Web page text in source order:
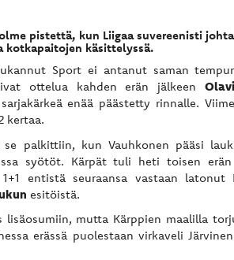
pistettä, kun Liigaa suvereenisti
kotkapaitojen käsittelyssä.
Sport ei antanut saman
ottelua kahden erän jälkeen
enää päästetty rinnalle.
kertaa.
palkittiin, kun Vauhkonen pääsi
syötöt. Kärpät tuli heti toisen
entistä seuraansa vastaan latonut
esitöistä.
lisäosumiin, mutta Kärppien maalilla
erässä puolestaan virkaveli